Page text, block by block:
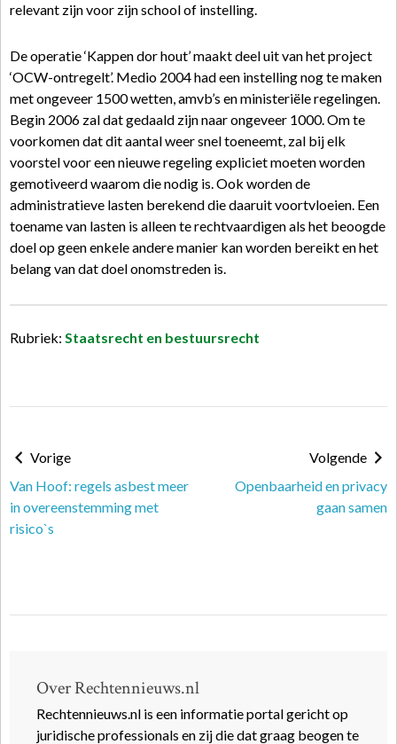
relevant zijn voor zijn school of instelling.
De operatie ‘Kappen dor hout’ maakt deel uit van het project
‘OCW-ontregelt’. Medio 2004 had een instelling nog te maken
met ongeveer 1500 wetten, amvb’s en ministeriële regelingen.
Begin 2006 zal dat gedaald zijn naar ongeveer 1000. Om te
voorkomen dat dit aantal weer snel toeneemt, zal bij elk
voorstel voor een nieuwe regeling expliciet moeten worden
gemotiveerd waarom die nodig is. Ook worden de
administratieve lasten berekend die daaruit voortvloeien. Een
toename van lasten is alleen te rechtvaardigen als het beoogde
doel op geen enkele andere manier kan worden bereikt en het
belang van dat doel onomstreden is.
Rubriek: Staatsrecht en bestuursrecht
Vorige
Van Hoof: regels asbest meer
in overeenstemming met
risico`s
Volgende
Openbaarheid en privacy
gaan samen
Over Rechtennieuws.nl
Rechtennieuws.nl is een informatie portal gericht op
juridische professionals en zij die dat graag beogen te